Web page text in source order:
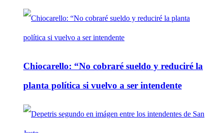
Chiocarello: “No cobraré sueldo y reduciré la
planta política si vuelvo a ser intendente